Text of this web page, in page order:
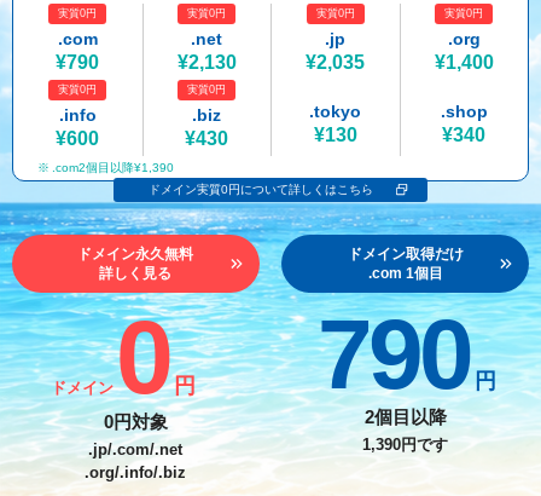
.jpドメインバックオーダー
プレミアムドメイン
人気ドメインの種類
WHOIS検索
紹介制度
バリュードメインAPI
ドメイン・ホスティングOEM
ドメインコンシェルジュ
Value Domain Analyzer
Value AI Writer
従来のバリュードメインをご利用希望の方
Value Domainにログイン
外部サービスでの登録が一部未対応（Google等）
おすすめ One レンタルサーバーを含む最新の機能を使う方
Value Domain Oneにログイン
ユーザー登録
従来のバリュードメインをご利用希望の方
Value Domainユーザー登録
外部サービスでの登録が一部未対応（Google等）
おすすめ One レンタルサーバーを含む最新の機能を使う方
実質0円
.com
¥790
実質0円
.net
¥2,130
実質0円
.jp
¥2,035
実質0円
.org
¥1,400
実質0円
.info
¥600
実質0円
.biz
¥430
.tokyo
¥130
.shop
¥340
.com2個目以降¥1,390
ドメイン実質0円について詳しくはこちら
ドメイン永久無料
詳しく見る
ドメイン0 円
0円対象
.jp/.com/.net
.org/.info/.biz
ドメイン取得だけ
.com 1個目
790 円
2個目以降
1,390円です